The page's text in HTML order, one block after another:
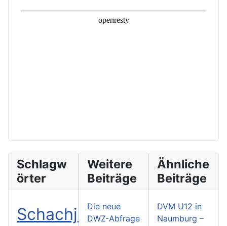
Schlagw
örter
Schachjugend
Weitere
Beiträge
Die neue
DWZ-Abfrage
Ähnliche
Beiträge
DVM U12 in
Naumburg –